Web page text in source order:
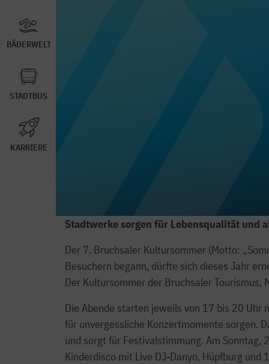
BÄDERWELT
STADTBUS
KARRIERE
Stadtwerke sorgen für Lebensqualität und
Der 7. Bruchsaler Kultursommer (Motto:
Besuchern begann, dürfte sich dieses Jahr
Der Kultursommer der Bruchsaler Tourismus,
Die Abende starten jeweils von 17 bis 20 Uhr
für unvergessliche Konzertmomente sorgen.
und sorgt für Festivalstimmung. Am Sonntag,
Kinderdisco mit Live DJ-Danyo, Hüpfburg